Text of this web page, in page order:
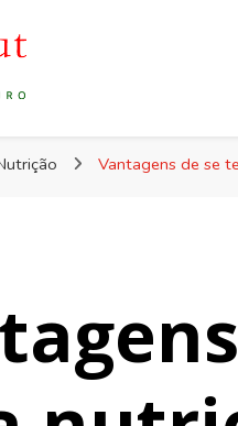
Vantagens de se